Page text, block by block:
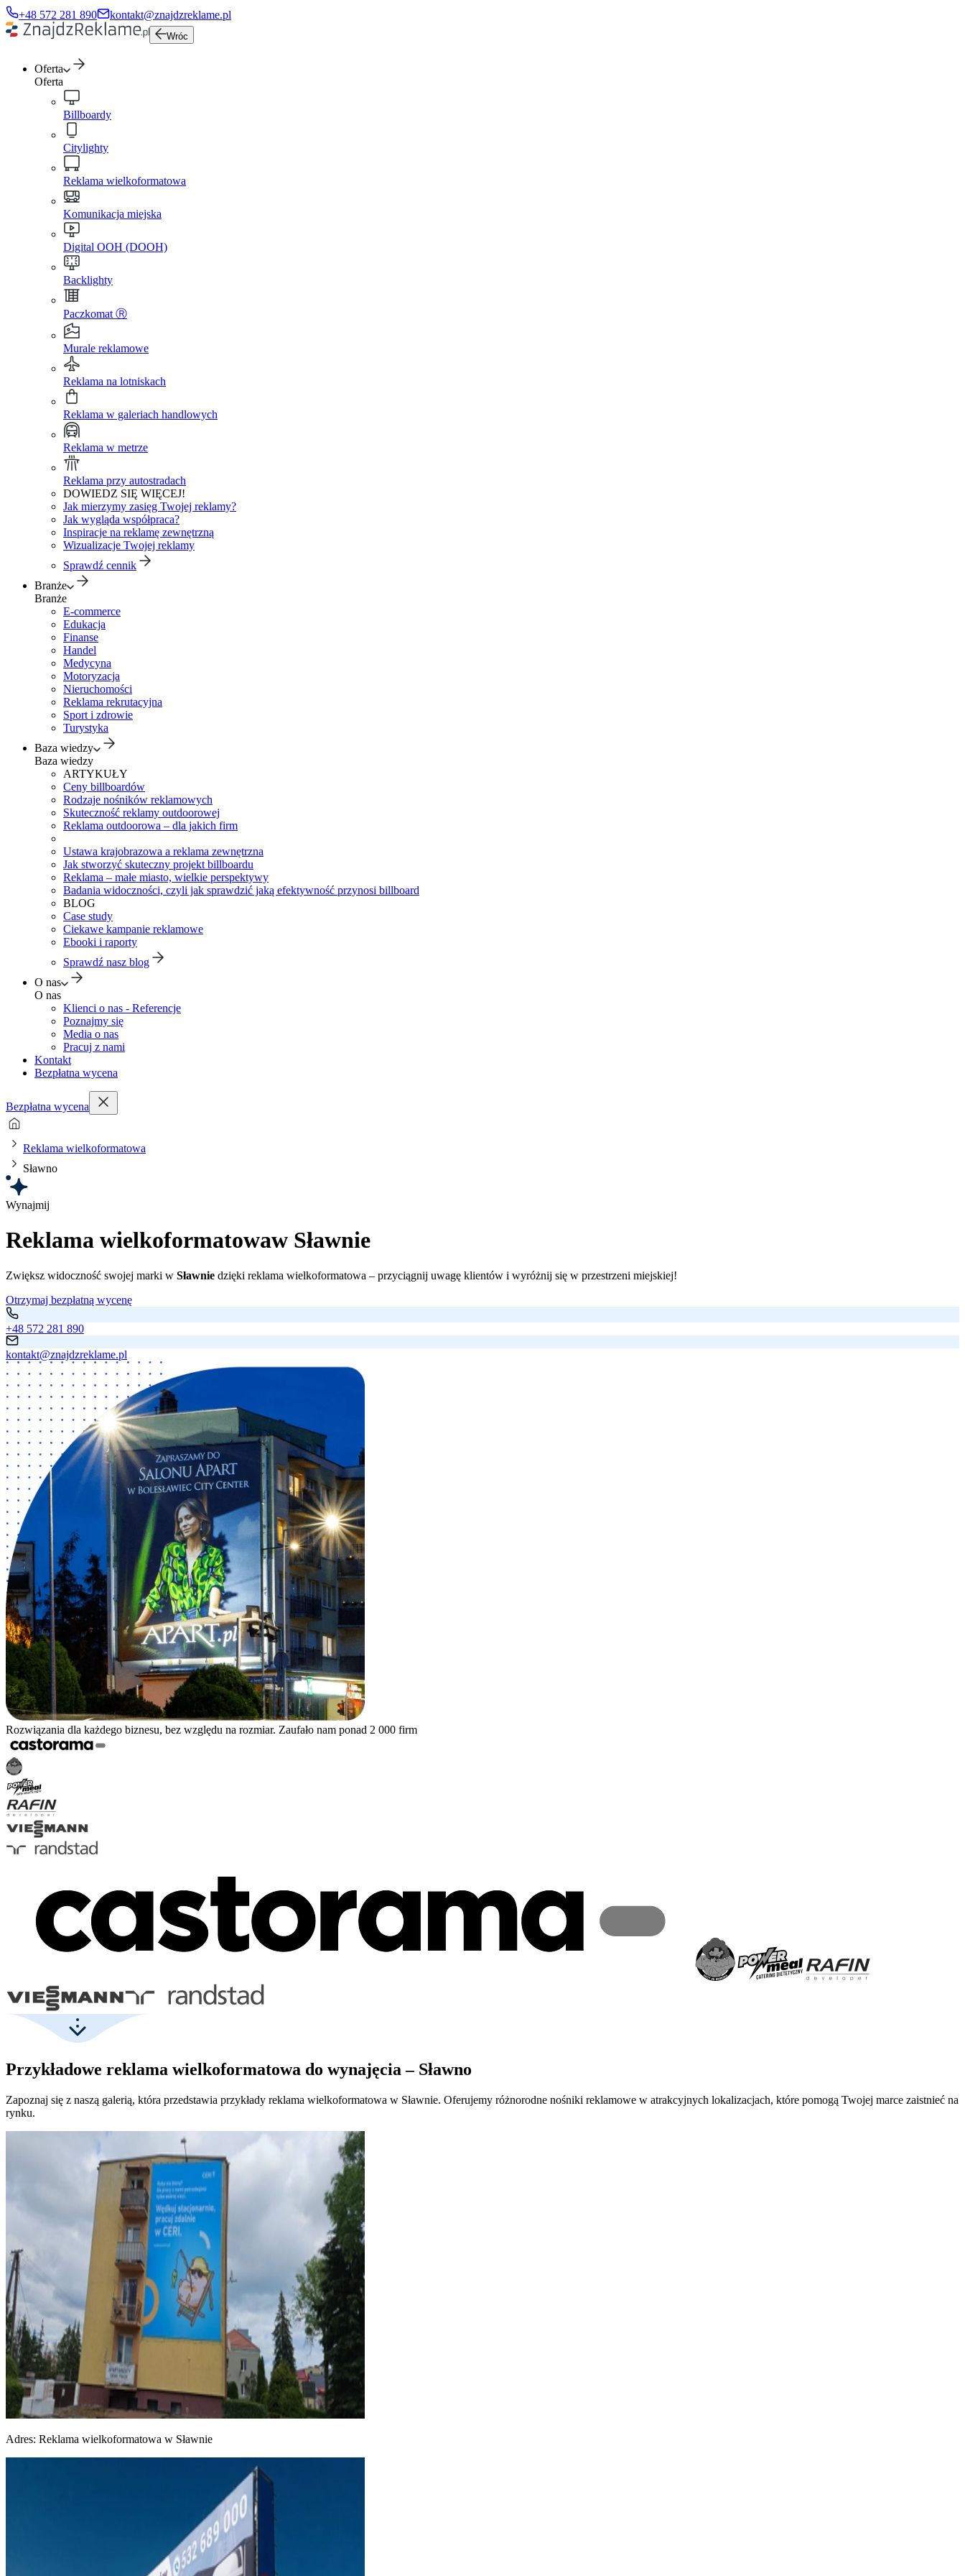
+48 572 281 890 kontakt@znajdzreklame.pl
Wróc
Oferta
Oferta
Billboardy
Citylighty
Reklama wielkoformatowa
Komunikacja miejska
Digital OOH (DOOH)
Backlighty
Paczkomat Ⓡ
Murale reklamowe
Reklama na lotniskach
Reklama w galeriach handlowych
Reklama w metrze
Reklama przy autostradach
DOWIEDZ SIĘ WIĘCEJ!
Jak mierzymy zasięg Twojej reklamy?
Jak wygląda współpraca?
Inspiracje na reklamę zewnętrzną
Wizualizacje Twojej reklamy
Sprawdź cennik
Branże
Branże
E-commerce
Edukacja
Finanse
Handel
Medycyna
Motoryzacja
Nieruchomości
Reklama rekrutacyjna
Sport i zdrowie
Turystyka
Baza wiedzy
Baza wiedzy
ARTYKUŁY
Ceny billboardów
Rodzaje nośników reklamowych
Skuteczność reklamy outdoorowej
Reklama outdoorowa – dla jakich firm
Ustawa krajobrazowa a reklama zewnętrzna
Jak stworzyć skuteczny projekt billboardu
Reklama – małe miasto, wielkie perspektywy
Badania widoczności, czyli jak sprawdzić jaką efektywność przynosi billboard
BLOG
Case study
Ciekawe kampanie reklamowe
Ebooki i raporty
Sprawdź nasz blog
O nas
O nas
Klienci o nas - Referencje
Poznajmy się
Media o nas
Pracuj z nami
Kontakt
Bezpłatna wycena
Bezpłatna wycena
Reklama wielkoformatowa
Sławno
Wynajmij
Reklama wielkoformatowaw Sławnie
Zwiększ widoczność swojej marki w Sławnie dzięki reklama wielkoformatowa – przyciągnij uwagę klientów i wyróżnij się w przestrzeni miejskiej!
Otrzymaj bezpłatną wycenę
+48 572 281 890
kontakt@znajdzreklame.pl
Rozwiązania dla każdego biznesu, bez względu na rozmiar. Zaufało nam ponad 2 000 firm
Przykładowe reklama wielkoformatowa do wynajęcia – Sławno
Zapoznaj się z naszą galerią, która przedstawia przykłady reklama wielkoformatowa w Sławnie. Oferujemy różnorodne nośniki reklamowe w atrakcyjnych lokalizacjach, które pomogą Twojej marce zaistnieć na
rynku.
Adres: Reklama wielkoformatowa w Sławnie